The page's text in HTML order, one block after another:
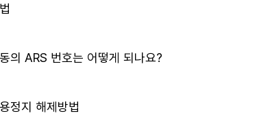
의 ARS 번호는 어떻게 되나요?
정지 해제방법